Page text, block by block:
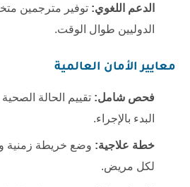
الدعم اللغوي: توفير مترجمين
الدوليين طوال الوقت.
معايير الأمان العالمية
فحص شامل: تقييم الحالة
البدء بالإجراء.
خطة علاجية: وضع خريطة زمنية
لكل مريض.